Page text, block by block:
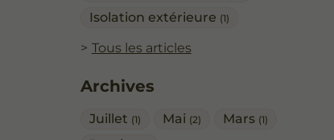
Isolation extérieure (1)
Tous les articles
Archives
Juillet (1) Mai (2) Mars (1)